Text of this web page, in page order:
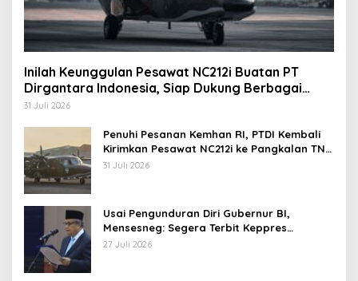
Inilah Keunggulan Pesawat NC212i Buatan PT
Dirgantara Indonesia, Siap Dukung Berbagai
Operasi TNI
31 Juli 2026
Penuhi Pesanan Kemhan RI, PTDI Kembali
Kirimkan Pesawat NC212i ke Pangkalan TNI
AU
31 Juli 2026
Usai Pengunduran Diri Gubernur BI,
Mensesneg: Segera Terbit Keppres
Pemberhentian dengan Hormat
27 Juli 2026